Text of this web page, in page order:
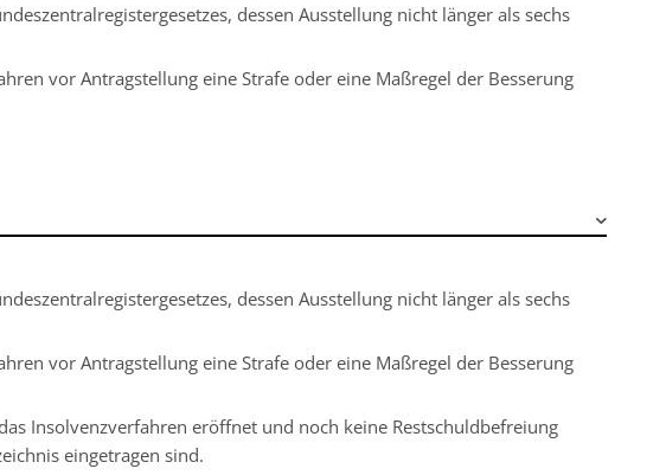
dessen Ausstellung nicht länger als sechs
vor Antragstellung eine Strafe oder eine Maßregel der Besserung
dessen Ausstellung nicht länger als sechs
vor Antragstellung eine Strafe oder eine Maßregel der Besserung
Insolvenzverfahren eröffnet und noch keine Restschuldbefreiung
eingetragen sind.